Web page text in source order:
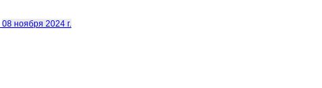
08 ноября 2024 г.